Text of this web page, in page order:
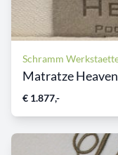
Schramm
Matratze
€ 1.877,-